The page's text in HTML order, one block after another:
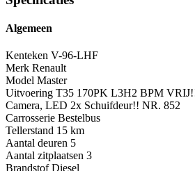
Algemeen
Kenteken V-96-LHF
Merk Renault
Model Master
Uitvoering T35 170PK L3H2 BPM
Camera, LED 2x Schuifdeur!! NR. 852
Carrosserie Bestelbus
Tellerstand 15 km
Aantal deuren 5
Aantal zitplaatsen 3
Brandstof Diesel